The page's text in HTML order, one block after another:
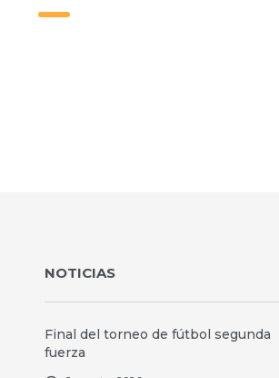
NOTICIAS
Final del torneo de fútbol segunda
fuerza